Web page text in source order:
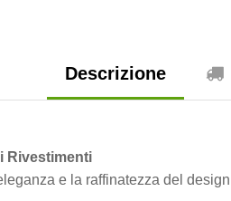
Descrizione
Rivestimenti
e la raffinatezza del